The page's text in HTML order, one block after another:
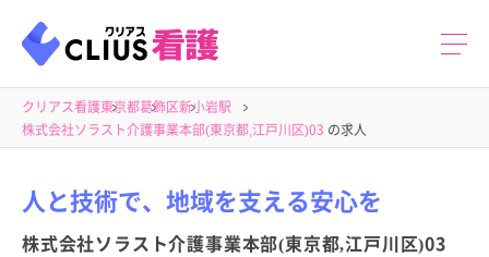
クリアス看護東京都葛飾区新小岩駅
株式会社ソラスト介護事業本部(東京都,江戸川区)03 の求人
人と技術で、地域を支える安心を
株式会社ソラスト介護事業本部(東京都,江戸川区)03